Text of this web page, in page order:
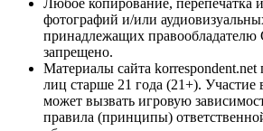
фотографий и/или
принадлежащих правообладателю
запрещено.
Материалы сайта korrespondent.net
лиц старше 21 года (21+). Участие
может вызвать игровую
правила (принципы)